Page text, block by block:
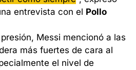
entrevista con el Pollo
Messi mencionó a las
más fuertes de cara al
el nivel de